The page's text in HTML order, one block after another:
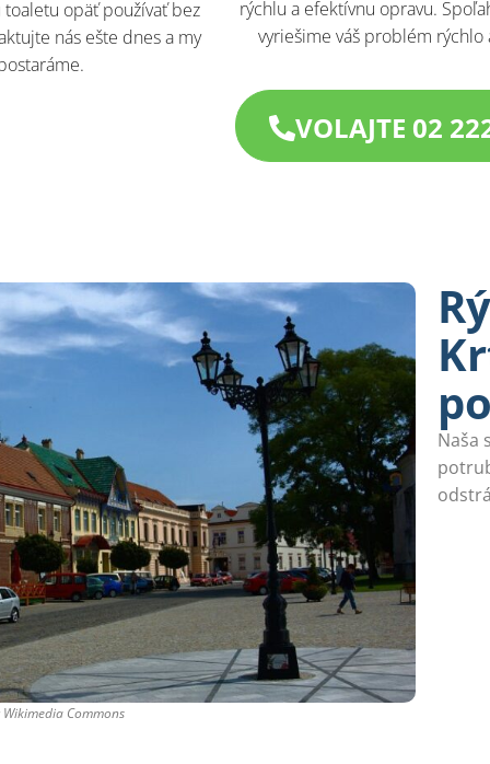
opäť používať bez
nás ešte dnes a my
rýchlu a efektívnu opravu.
vyriešime váš problém rýchlo
VOLAJTE 02
Wikimedia Commons
Naša